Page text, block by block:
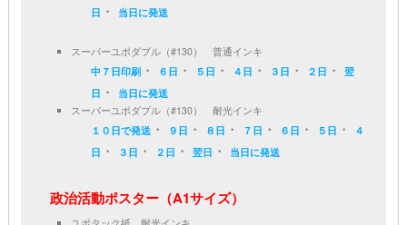
日 ・ 当日に発送
スーパーユポダブル（#130） 普通インキ
中７日印刷 ・ ６日 ・ ５日 ・ ４日 ・ ３日 ・ ２日 ・翌
日 ・
当日に発送
スーパーユポダブル（#130） 耐光インキ
１０日で発送 ・ ９日 ・ ８日 ・ ７日 ・ ６日 ・ ５日 ・
４
日 ・ ３日 ・ ２日 ・翌日 ・ 当日に発送
政治活動ポスター（A1サイズ）